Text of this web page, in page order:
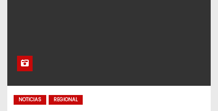
NOTICIAS REGIONAL